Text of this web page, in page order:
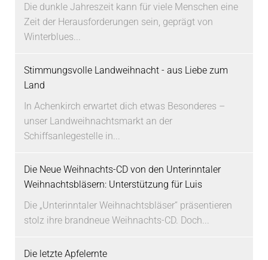
Die dunkle Jahreszeit kann für viele Menschen eine
Zeit der Herausforderungen sein, geprägt von
Winterblues...
Stimmungsvolle Landweihnacht - aus Liebe zum
Land
In Achenkirch erwartet dich etwas Besonderes –
unser Landweihnachtsmarkt an der
Schiffsanlegestelle in...
Die Neue Weihnachts-CD von den Unterinntaler
Weihnachtsbläsern: Unterstützung für Luis
Die „Unterinntaler Weihnachtsbläser“ präsentieren
stolz ihre brandneue Weihnachts-CD. Doch...
Die letzte Apfelernte